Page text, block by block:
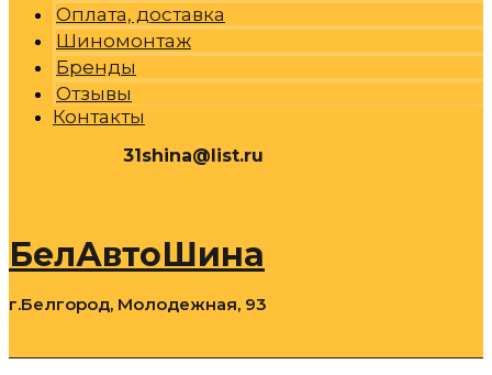
Оплата, доставка
Шиномонтаж
Бренды
Отзывы
Контакты
31shina@list.ru
БелАвтоШина
г.Белгород, Молодежная, 93